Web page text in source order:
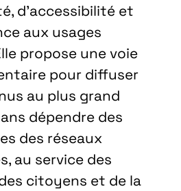
d’accessibilité et
aux usages
propose une voie
pour diffuser
au plus grand
dépendre des
des réseaux
au service des
citoyens et de la